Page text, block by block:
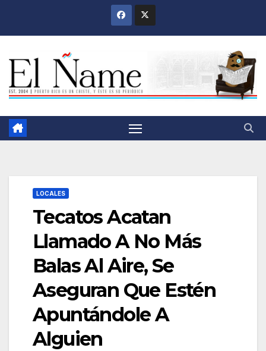
LOCALES
Tecatos Acatan
Llamado A No Más
Balas Al Aire, Se
Aseguran Que Estén
Apuntándole A
Alguien